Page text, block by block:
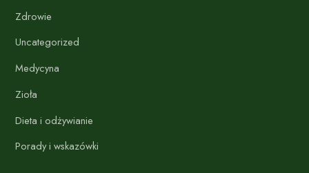
Zdrowie
Uncategorized
Medycyna
Zioła
Dieta i odżywianie
Porady i wskazówki